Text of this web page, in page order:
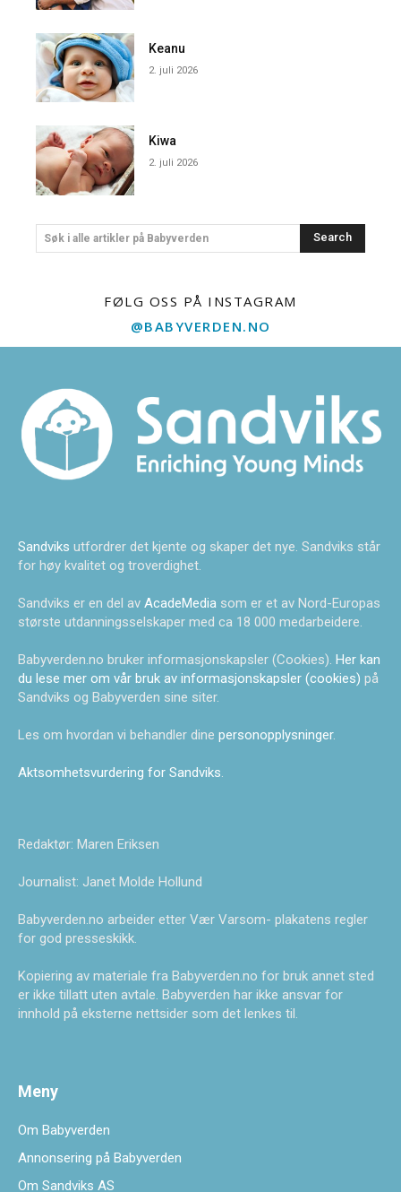
Keanu
2. juli 2026
Kiwa
2. juli 2026
Søk i alle artikler på Babyverden Search
FØLG OSS PÅ INSTAGRAM
@BABYVERDEN.NO
Sandviks utfordrer det kjente og skaper det nye. Sandviks står
for høy kvalitet og troverdighet.
Sandviks er en del av AcadeMedia som er et av Nord-Europas
største utdanningsselskaper med ca 18 000 medarbeidere.
Babyverden.no bruker informasjonskapsler (Cookies). Her kan
du lese mer om vår bruk av informasjonskapsler (cookies) på
Sandviks og Babyverden sine siter.
Les om hvordan vi behandler dine personopplysninger.
Aktsomhetsvurdering for Sandviks.
Redaktør: Maren Eriksen
Journalist: Janet Molde Hollund
Babyverden.no arbeider etter Vær Varsom- plakatens regler
for god presseskikk.
Kopiering av materiale fra Babyverden.no for bruk annet sted
er ikke tillatt uten avtale. Babyverden har ikke ansvar for
innhold på eksterne nettsider som det lenkes til.
Meny
Om Babyverden
Annonsering på Babyverden
Om Sandviks AS